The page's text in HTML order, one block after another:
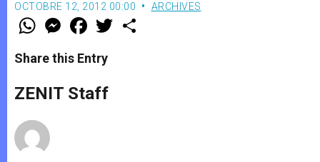
OCTOBRE 12, 2012 00:00 ARCHIVES
W
t
s
p
p
M
e
s
e
g
e
F
a
e
b
o
k
w
Share this Entry
ZENIT Staff